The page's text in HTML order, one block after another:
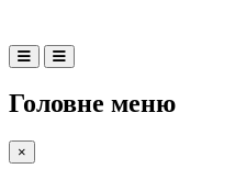
Головне меню
×